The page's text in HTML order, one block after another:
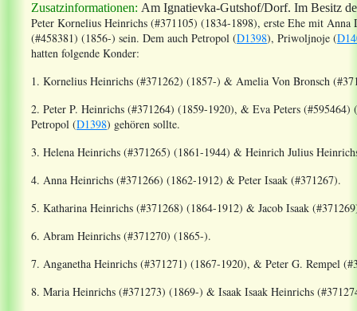
Zusatzinformationen: Am Ignatievka-Gutshof/Dorf. Im Besitz
Peter Kornelius Heinrichs (#371105) (1834-1898), erste Ehe mit
(#458381) (1856-) sein. Dem auch Petropol (D1398), Priwoljnoje (
hatten folgende Konder:
1. Kornelius Heinrichs (#371262) (1857-) & Amelia Von Bronsch
2. Peter P. Heinrichs (#371264) (1859-1920), & Eva Peters
Petropol (D1398) gehören sollte.
3. Helena Heinrichs (#371265) (1861-1944) & Heinrich Julius
4. Anna Heinrichs (#371266) (1862-1912) & Peter Isaak (#371267).
5. Katharina Heinrichs (#371268) (1864-1912) & Jacob Isaak
6. Abram Heinrichs (#371270) (1865-).
7. Anganetha Heinrichs (#371271) (1867-1920), & Peter G. Rempel
8. Maria Heinrichs (#371273) (1869-) & Isaak Isaak Heinrichs